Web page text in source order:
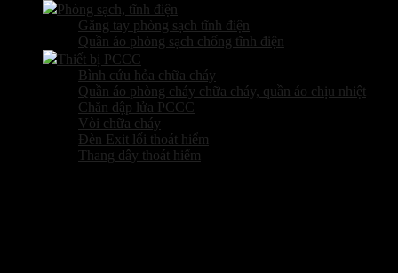
Phòng sạch, tĩnh điện
Găng tay phòng sạch tĩnh điện
Quần áo phòng sạch chống tĩnh điện
Thiết bị PCCC
Bình cứu hỏa chữa cháy
Quần áo phòng cháy chữa cháy, quần áo chịu nhiệt
Chăn dập lửa PCCC
Vòi chữa cháy
Đèn Exit lối thoát hiểm
Thang dây thoát hiểm